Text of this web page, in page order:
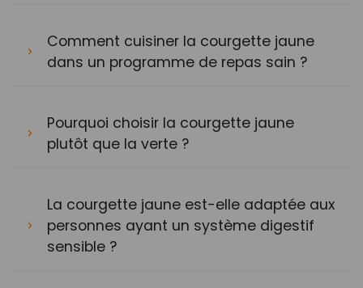
Comment cuisiner la courgette jaune
dans un programme de repas sain ?
Pourquoi choisir la courgette jaune
plutôt que la verte ?
La courgette jaune est-elle adaptée aux
personnes ayant un système digestif
sensible ?